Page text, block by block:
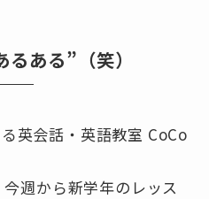
ある”（笑）
英会話・英語教室 CoCo
週から新学年のレッス